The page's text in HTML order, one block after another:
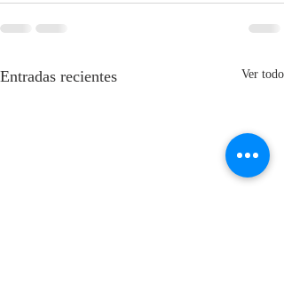
Entradas recientes Ver todo